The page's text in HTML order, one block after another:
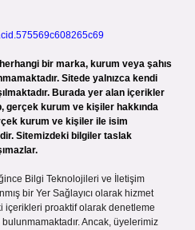
bir marka, kurum veya şahıs
Sitede yalnızca kendi
Burada yer alan içerikler
gerçek kurum ve kişiler hakkında
kurum ve kişiler ile isim
Sitemizdeki bilgiler taslak
Bilgi Teknolojileri ve İletişim
bir Yer Sağlayıcı olarak hizmet
içerikleri proaktif olarak denetleme
Ancak, üyelerimiz